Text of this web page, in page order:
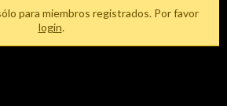
para miembros registrados. Por favor
login.